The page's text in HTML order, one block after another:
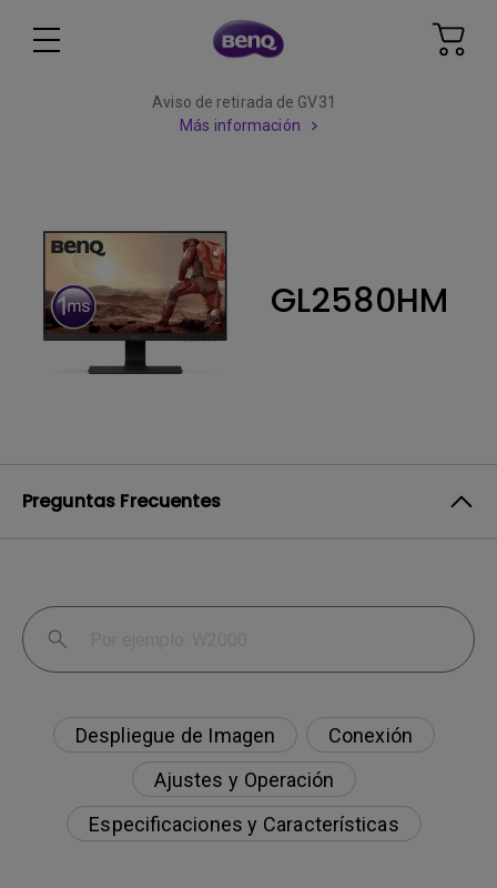
Aviso de retirada de GV31
Más información
GL2580HM
Preguntas Frecuentes
Despliegue de Imagen
Conexión
Ajustes y Operación
Especificaciones y Características